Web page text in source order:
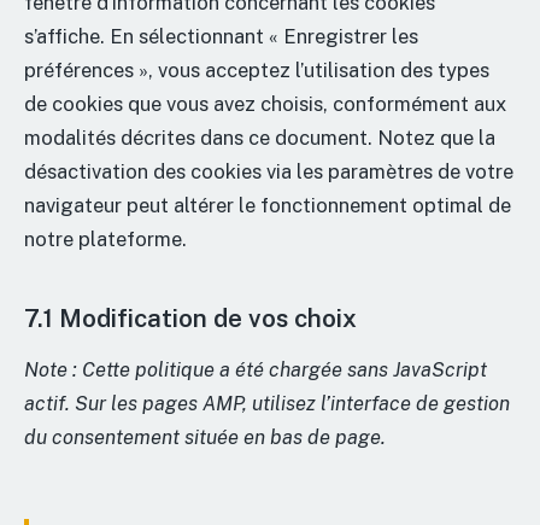
s’affiche. En sélectionnant « Enregistrer les
préférences », vous acceptez l’utilisation des types
de cookies que vous avez choisis, conformément aux
modalités décrites dans ce document. Notez que la
désactivation des cookies via les paramètres de votre
navigateur peut altérer le fonctionnement optimal de
notre plateforme.
7.1 Modification de vos choix
Note : Cette politique a été chargée sans JavaScript
actif. Sur les pages AMP, utilisez l’interface de gestion
du consentement située en bas de page.